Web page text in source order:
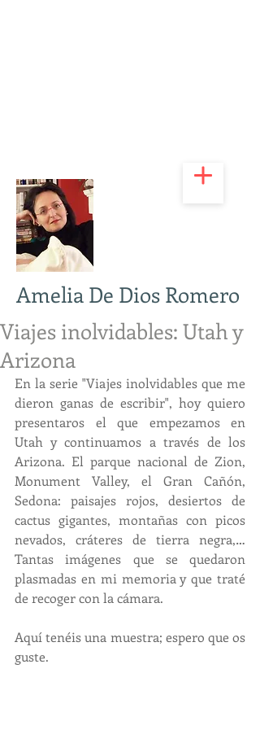
Amelia De Dios Romero
Viajes inolvidables: Utah y
Arizona
​En la serie "Viajes inolvidables que me
dieron ganas de escribir", hoy quiero
presentaros el que empezamos en
Utah y continuamos a través de los
Arizona. El parque nacional de Zion,
Monument Valley, el Gran Cañón,
Sedona: paisajes rojos, desiertos de
cactus gigantes, montañas con picos
nevados, cráteres de tierra negra,…
Tantas imágenes que se quedaron
plasmadas en mi memoria y que traté
de recoger con la cámara.
Aquí tenéis una muestra; espero que os
guste.